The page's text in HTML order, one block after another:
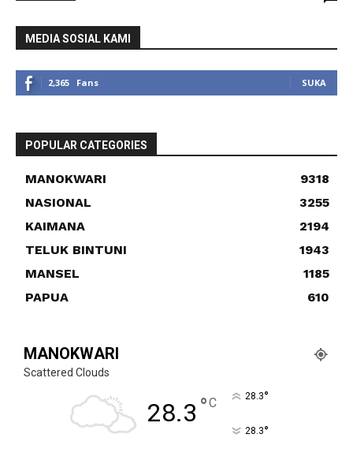
MEDIA SOSIAL KAMI
2,365 Fans SUKA
POPULAR CATEGORIES
MANOKWARI
9318
NASIONAL
3255
KAIMANA
2194
TELUK BINTUNI
1943
MANSEL
1185
PAPUA
610
MANOKWARI
Scattered Clouds
28.3 °C 28.3°
28.3°